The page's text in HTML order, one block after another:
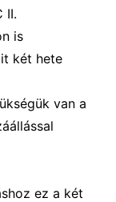
II.
is
két hete
van a
ez a két